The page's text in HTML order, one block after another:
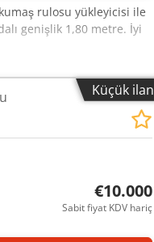
rulosu yükleyicisi ile
genişlik 1,80 metre. İyi
Küçük ilan
€10.000
Sabit fiyat KDV hariç